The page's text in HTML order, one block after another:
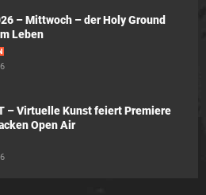
– Mittwoch – der Holy Ground
Leben
– Virtuelle Kunst feiert Premiere
Open Air